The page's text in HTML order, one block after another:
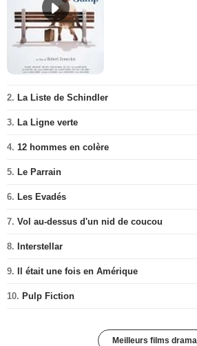
2. La Liste de Schindler
3. La Ligne verte
4. 12 hommes en colère
5. Le Parrain
6. Les Evadés
7. Vol au-dessus d'un nid de coucou
8. Interstellar
9. Il était une fois en Amérique
10. Pulp Fiction
Meilleurs films drama